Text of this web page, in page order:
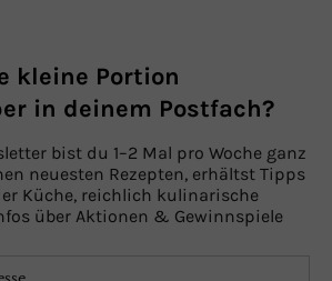
kleine Portion
in deinem Postfach?
bist du 1–2 Mal pro Woche ganz
neuesten Rezepten, erhältst Tipps
Küche, reichlich kulinarische
über Aktionen & Gewinnspiele